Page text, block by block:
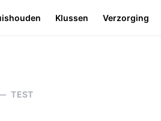
Klussen Verzorging
TEST